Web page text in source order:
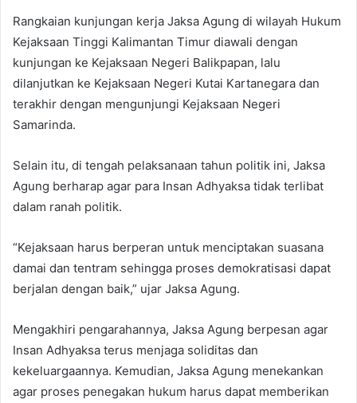
Rangkaian kunjungan kerja Jaksa Agung di wilayah Hukum
Kejaksaan Tinggi Kalimantan Timur diawali dengan
kunjungan ke Kejaksaan Negeri Balikpapan, lalu
dilanjutkan ke Kejaksaan Negeri Kutai Kartanegara dan
terakhir dengan mengunjungi Kejaksaan Negeri
Samarinda.
Selain itu, di tengah pelaksanaan tahun politik ini, Jaksa
Agung berharap agar para Insan Adhyaksa tidak terlibat
dalam ranah politik.
“Kejaksaan harus berperan untuk menciptakan suasana
damai dan tentram sehingga proses demokratisasi dapat
berjalan dengan baik,” ujar Jaksa Agung.
Mengakhiri pengarahannya, Jaksa Agung berpesan agar
Insan Adhyaksa terus menjaga soliditas dan
kekeluargaannya. Kemudian, Jaksa Agung menekankan
agar proses penegakan hukum harus dapat memberikan